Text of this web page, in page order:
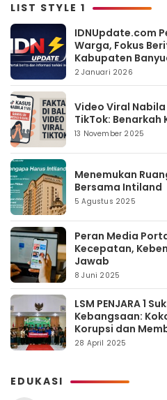
LIST STYLE 1
IDNUpdate.com
Warga, Fokus
Kabupaten
2 Januari 2026
Video Viral Nabila
TikTok: Benarkah
13 November 2025
Menemukan
Bersama Intiland
5 Agustus 2025
Peran Media
Kecepatan,
Jawab
8 Juni 2025
LSM PENJARA 1
Kebangsaan:
Korupsi dan
Berintegritas
28 April 2025
EDUKASI